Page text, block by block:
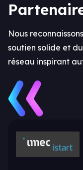
Nous
soutien solide et
réseau inspirant